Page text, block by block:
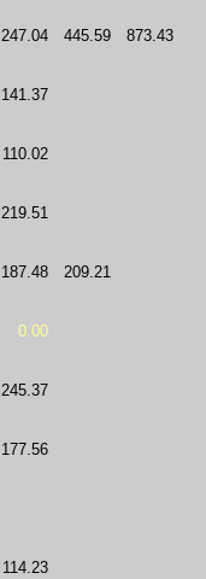
247.04 445.59 873.43
141.37
110.02
219.51
187.48 209.21
0.00
245.37
177.56
114.23